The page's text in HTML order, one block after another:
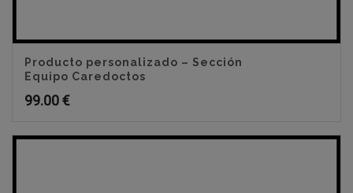
Producto personalizado – Sección
Equipo Caredoctos
99.00€